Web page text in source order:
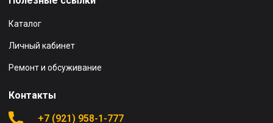
Каталог
Личный кабинет
Ремонт и обсуживание
Контакты
+7 (921) 958-1-777